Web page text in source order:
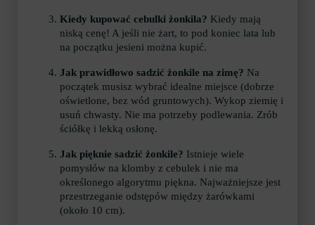
Kiedy kupować cebulki żonkila? Kiedy mają
niską cenę! A jeśli nie żart, to pod koniec lata lub
na początku jesieni można kupić.
Jak prawidłowo sadzić żonkile na zimę? Na
początek musisz wybrać idealne miejsce (dobrze
oświetlone, bez wód gruntowych). Wykop ziemię i
usuń chwasty. Nie ma potrzeby podlewania. Zrób
ściółkę i lekką osłonę.
Jak pięknie sadzić żonkile? Istnieje wiele
pomysłów na klomby z cebulek i nie ma
określonego algorytmu piękna. Najważniejsze jest
przestrzeganie odstępów między żarówkami
(około 10 cm).